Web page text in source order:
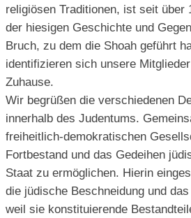
religiösen Traditionen, ist seit über
der hiesigen Geschichte und
Bruch, zu dem die Shoah geführt
identifizieren sich unsere
Zuhause.
Wir begrüßen die verschiedenen
innerhalb des Judentums.
freiheitlich-demokratischen
Fortbestand und das Gedeihen
Staat zu ermöglichen. Hierin
die jüdische Beschneidung und
weil sie konstituierende